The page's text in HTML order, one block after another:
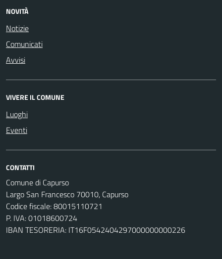
NOVITÀ
Notizie
Comunicati
Avvisi
VIVERE IL COMUNE
Luoghi
Eventi
CONTATTI
Comune di Capurso
Largo San Francesco 70010, Capurso
Codice fiscale: 80015110721
P. IVA: 01018600724
IBAN TESORERIA: IT16F0542404297000000000226